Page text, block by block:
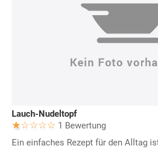
Lauch-Nudeltopf
1 Bewertung
Ein einfaches Rezept für den Alltag